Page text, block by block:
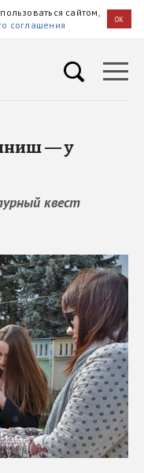
сайтом,
соглашения OK
— у
квест